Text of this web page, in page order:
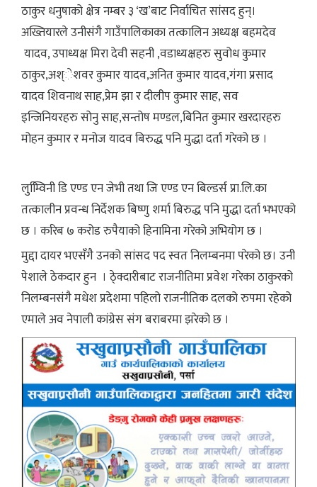
ठाकुर धनुषाको क्षेत्र नम्बर ३ ‘ख’बाट निर्वाचित सांसद हुन्।
अख्तियारले उनीसंगै गाउँपालिकाका तत्कालिन अध्यक्ष बहमदेव
यादव, उपाध्यक्ष मिरा देवी सहनी ,वडाध्यक्षहरु सुवोध कुमार
ठाकुर,अश्ेशवर कुमार यादव,अनित कुमार यादव,गंगा प्रसाद
यादव शिवनाथ साह,प्रेम झा र दीलीप कुमार साह, सव
इन्जिनियरहरु सोनु साह,सन्तोष मण्डल,बिनित कुमार खरदारहरु
मोहन कुमार र मनोज यादव बिरुद्ध पनि मुद्धा दर्ता गरेको छ ।
लुम्वििनी डि एण्ड एन जेभी तथा जि एण्ड एन बिल्डर्स प्रा.लि.का
तत्कालीन प्रवन्ध निर्देशक बिष्णु शर्मा बिरुद्ध पनि मुद्धा दर्ता भभएको
छ । करिब ७ करोड रुपैयाको हिनामिना गरेको अभियोग छ ।
मुद्दा दायर भएसँगै उनको सांसद पद स्वत निलम्बनमा परेको छ। उनी
पेशाले ठेकदार हुन । ठे्क्दारीबाट राजनीतिमा प्रवेश गरेका ठाकुरको
निलम्बनसंगै मधेश प्रदेशमा पहिलो राजनीतिक दलको रुपमा रहेको
एमाले अव नेपाली कांग्रेस संग बराबरमा झरेको छ ।